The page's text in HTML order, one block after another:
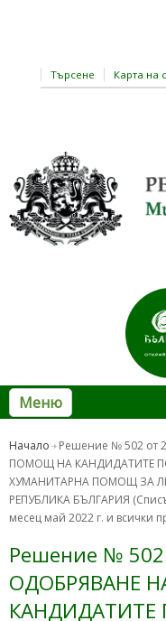
Търсене Карта на
Меню
Начало
Решение № 502 от
ПОМОЩ НА КАНДИДАТИТЕ
ХУМАНИТАРНА ПОМОЩ ЗА
РЕПУБЛИКА БЪЛГАРИЯ
месец май 2022 г. и всички
Решение № 502
ОДОБРЯВАНЕ
КАНДИДАТИТЕ